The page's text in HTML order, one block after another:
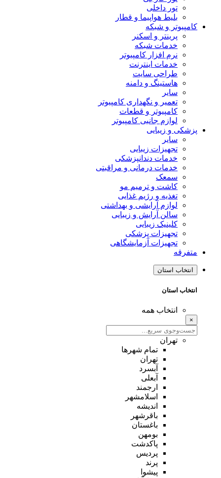
تور داخلی
بلیط هواپیما و قطار
کامپیوتر و شبکه
پرینتر و اسکنر
خدمات شبکه
نرم افزار کامپیوتر
خدمات اینترنت
طراحی سایت
هاستینگ و دامنه
سایر
تعمیر و نگهداری کامپیوتر
کامپیوتر و قطعات
لوازم جانبی کامپیوتر
پزشکی و زیبایی
سایر
تجهیزات زیبایی
خدمات دندانپزشکی
خدمات درمانی و مراقبتی
سمعک
کاشت و ترمیم مو
تغذیه و رژیم غذایی
لوازم آرایشی و بهداشتی
سالن آرایش و زیبایی
کلینیک زیبایی
تجهیزات پزشکی
تجهیزات آزمایشگاهی
متفرقه
انتخاب استان
انتخاب استان
انتخاب همه
×
تهران
تمام شهر‌ها
تهران
آبسرد
آبعلی
ارجمند
اسلامشهر
اندیشه
باقرشهر
باغستان
بومهن
پاکدشت
پردیس
پرند
پیشوا